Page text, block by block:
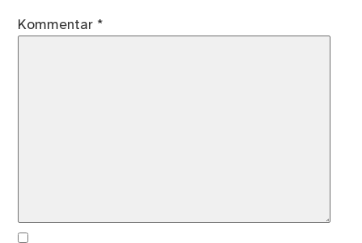
Kommentar *